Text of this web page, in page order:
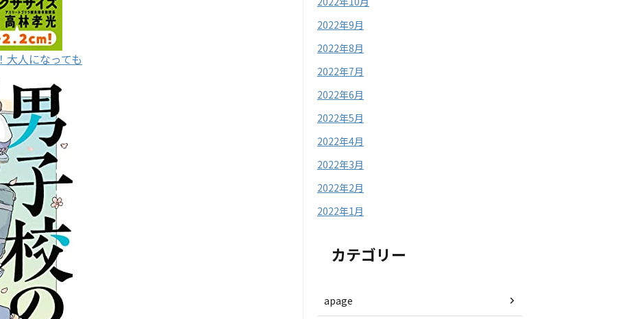
大人になっても
2022年9月
2022年8月
2022年7月
2022年6月
2022年5月
2022年4月
2022年3月
2022年2月
2022年1月
カテゴリー
apage